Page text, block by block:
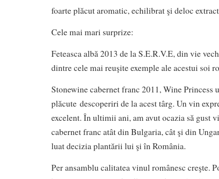
foarte plăcut aromatic, echilibrat şi deloc
Cele mai mari surprize:
Feteasca albă 2013 de la S.E.R.V.E, din vie
dintre cele mai reuşite exemple ale acestui soi
Stonewine cabernet franc 2011, Wine Princess
plăcute descoperiri de la acest târg. Un vin
excelent. În ultimii ani, am avut ocazia să gust
cabernet franc atât din Bulgaria, cât şi din
luat decizia plantării lui şi în România.
Per ansamblu calitatea vinul românesc creşte.